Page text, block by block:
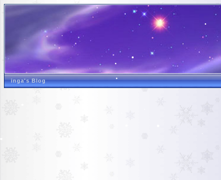
inga's Blog